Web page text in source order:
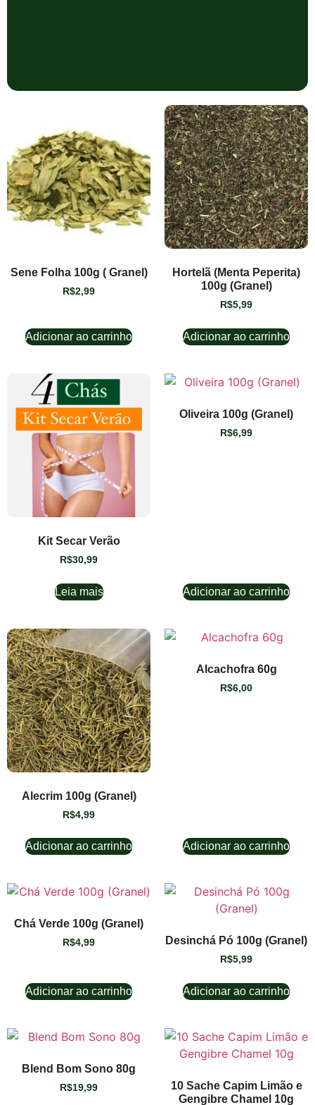
Sene Folha 100g ( Granel)
R$2,99
Adicionar ao carrinho
Hortelã (Menta Peperita)
100g (Granel)
R$5,99
Adicionar ao carrinho
Kit Secar Verão
R$30,99
Leia mais
Oliveira 100g (Granel)
R$6,99
Adicionar ao carrinho
Alecrim 100g (Granel)
R$4,99
Adicionar ao carrinho
Alcachofra 60g
R$6,00
Adicionar ao carrinho
Chá Verde 100g (Granel)
R$4,99
Adicionar ao carrinho
Desinchá Pó 100g (Granel)
R$5,99
Adicionar ao carrinho
Blend Bom Sono 80g
R$19,99
10 Sache Capim Limão e
Gengibre Chamel 10g